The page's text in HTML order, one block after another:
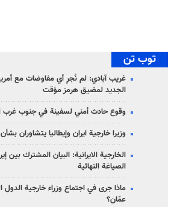
توب تن
غريب آبادي: لم نُجرِ أي مفاوضات مع
الجديد لمضيق هرمز مؤقت
وقوع حادث أمني لسفينة في جنوب غرب
وزيرا خارجية ايران وإيطاليا يتشاوران
الخارجية الايرانية: البيان المشترك بين
الصياغة النهائية
ماذا جرى في اجتماع وزراء خارجية الدول
عمّان؟